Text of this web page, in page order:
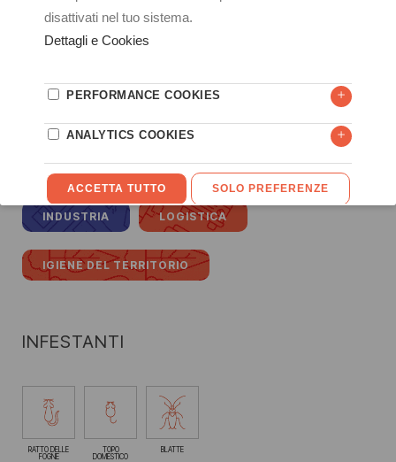
collante MONITOR ALIMENTA® BOX e la trappola a scatto
SUPER TRAPPER MAXI non sono compresi nella
INDUSTRIA ALIMENTARE HO.RE.CA
INDUSTRIA LOGISTICA
IGIENE DEL TERRITORIO
INFESTANTI
RATTO DELLE
FOGNE
TOPO
DOMESTICO
BLATTE